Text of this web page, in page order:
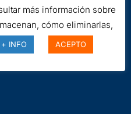
más información sobre
cómo eliminarlas,
+ INFO ACEPTO